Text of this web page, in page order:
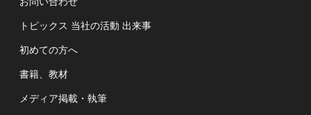
トピックス 当社の活動 出来事
初めての方へ
書籍、教材
メディア掲載・執筆